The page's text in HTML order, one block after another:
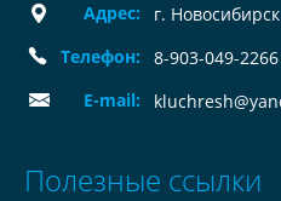
Адрес:
г.
Телефон:
8-903-049-2266
E-mail:
Полезные ссылки